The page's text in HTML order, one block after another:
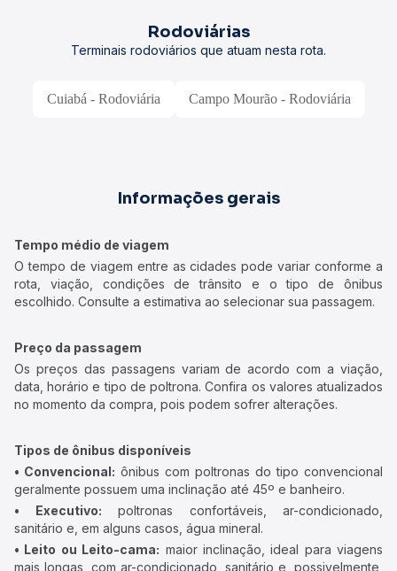
Rodoviárias
Terminais rodoviários que atuam nesta rota.
Cuiabá - Rodoviária Campo Mourão - Rodoviária
Informações gerais
Tempo médio de viagem
O tempo de viagem entre as cidades pode variar conforme a
rota, viação, condições de trânsito e o tipo de ônibus
escolhido. Consulte a estimativa ao selecionar sua passagem.
Preço da passagem
Os preços das passagens variam de acordo com a viação,
data, horário e tipo de poltrona. Confira os valores atualizados
no momento da compra, pois podem sofrer alterações.
Tipos de ônibus disponíveis
• Convencional: ônibus com poltronas do tipo convencional
geralmente possuem uma inclinação até 45º e banheiro.
• Executivo: poltronas confortáveis, ar-condicionado,
sanitário e, em alguns casos, água mineral.
• Leito ou Leito-cama: maior inclinação, ideal para viagens
mais longas, com ar-condicionado, sanitário e, possivelmente,